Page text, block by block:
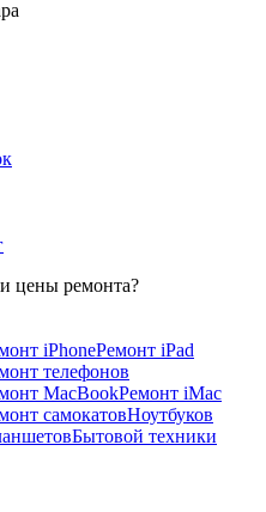
цены ремонта?
iPhoneРемонт iPad
телефонов
MacBookРемонт iMac
самокатовНоутбуков
Бытовой техники